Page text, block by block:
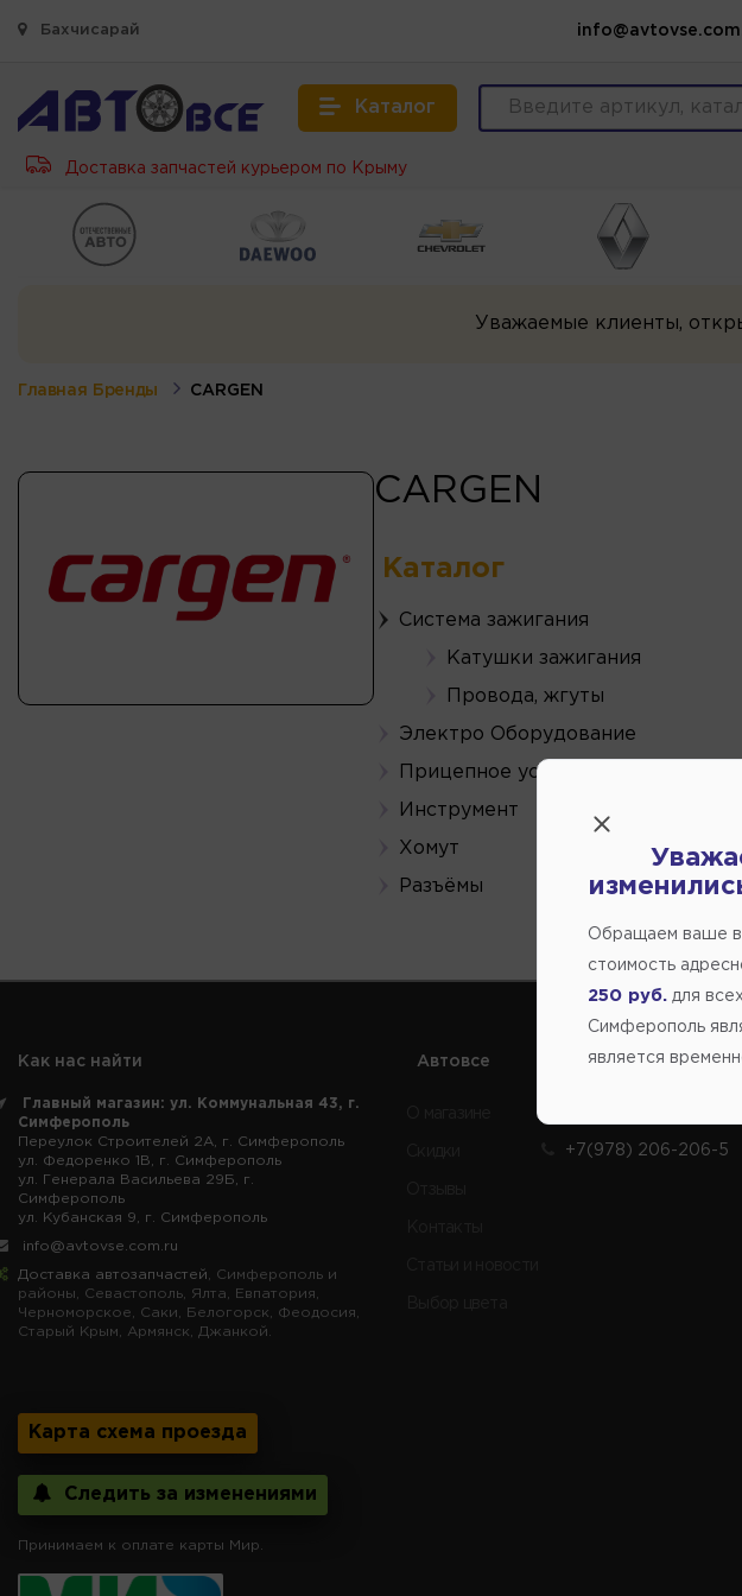
Бахчисарай
Каталог
Доставка запчастей курьером по Крыму
Уважаемые клиенты,
Главная Бренды CARGEN
CARGEN
Каталог
Система зажигания
Катушки зажигания
Провода, жгуты
Электро Оборудование
Прицепное устройство
Инструмент
Хомут
Разъёмы
Как нас найти
Главный магазин: ул. Коммунальная 43, г.
Симферополь
Переулок Строителей 2А, г. Симферополь
ул. Федоренко 1В, г. Симферополь
ул. Генерала Васильева 29Б, г.
Симферополь
ул. Кубанская 9, г. Симферополь
info@avtovse.com.ru
Доставка автозапчастей , Симферополь и
районы, Севастополь, Ялта, Евпатория,
Черноморское, Саки, Белогорск, Феодосия,
Старый Крым, Армянск, Джанкой.
Карта схема проезда
Следить за изменениями
Принимаем к оплате карты Мир.
Автовсе Справочный центр:
+7(978) 206-206-5
Обращаем ваше
стоимость
250 руб. для
Симферополь
является